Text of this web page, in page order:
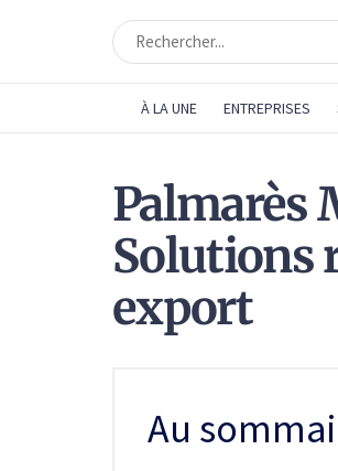
À LA UNE ENTREPRISES
Palmarès
Solutions
export
Au